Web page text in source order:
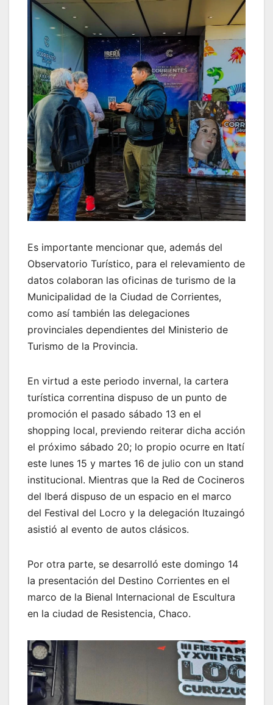
Es importante mencionar que, además del
Observatorio Turístico, para el relevamiento de
datos colaboran las oficinas de turismo de la
Municipalidad de la Ciudad de Corrientes,
como así también las delegaciones
provinciales dependientes del Ministerio de
Turismo de la Provincia.
En virtud a este periodo invernal, la cartera
turística correntina dispuso de un punto de
promoción el pasado sábado 13 en el
shopping local, previendo reiterar dicha acción
el próximo sábado 20; lo propio ocurre en Itatí
este lunes 15 y martes 16 de julio con un stand
institucional. Mientras que la Red de Cocineros
del Iberá dispuso de un espacio en el marco
del Festival del Locro y la delegación Ituzaingó
asistió al evento de autos clásicos.
Por otra parte, se desarrolló este domingo 14
la presentación del Destino Corrientes en el
marco de la Bienal Internacional de Escultura
en la ciudad de Resistencia, Chaco.